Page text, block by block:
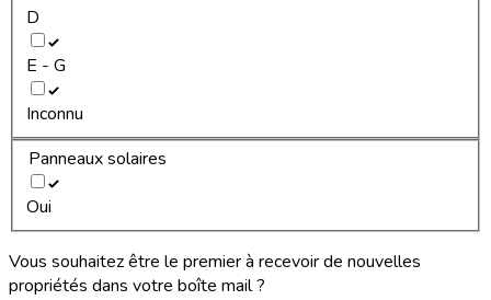
D
E - G
Inconnu
Panneaux solaires
Oui
Vous souhaitez être le premier à recevoir de nouvelles
propriétés dans votre boîte mail ?